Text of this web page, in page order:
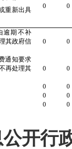
重新出具
0 0
逾期不补
其政府信
0 0
通知要求
再处理其
0 0
0
0
0
0
0 0
开行